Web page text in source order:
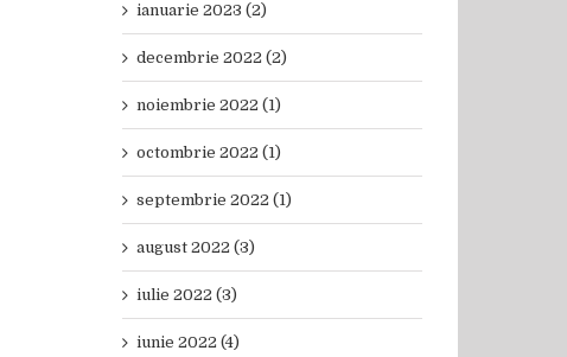
ianuarie 2023 (2)
decembrie 2022 (2)
noiembrie 2022 (1)
octombrie 2022 (1)
septembrie 2022 (1)
august 2022 (3)
iulie 2022 (3)
iunie 2022 (4)